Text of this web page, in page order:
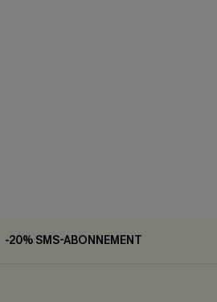
-20% SMS-ABONNEMENT